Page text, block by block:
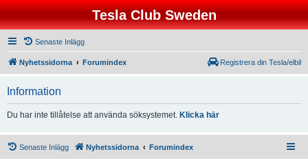
Tesla Club Sweden
Senaste Inlägg
Nyhetssidorna Forumindex Registrera din Tesla/elbil
Information
Du har inte tillåtelse att använda söksystemet. Klicka här
Senaste Inlägg Nyhetssidorna Forumindex